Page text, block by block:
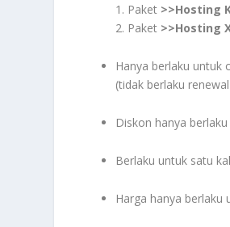
1. Paket >>Hosting
2. Paket >>Hosting
Hanya berlaku untuk
(tidak berlaku
Diskon hanya
Berlaku untuk satu
Harga hanya